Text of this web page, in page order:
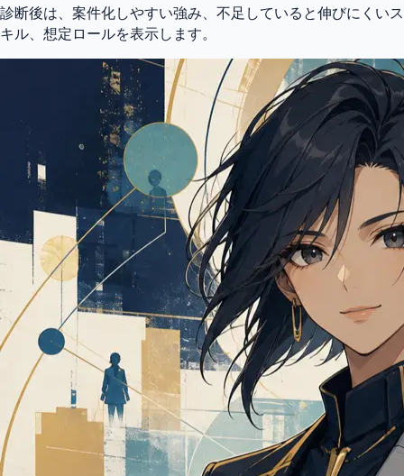
診断後は、案件化しやすい強み、不足していると伸びにくいス
キル、想定ロールを表示します。